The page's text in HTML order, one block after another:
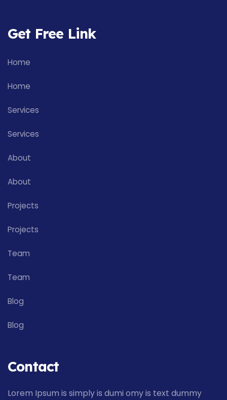
Get Free Link
Home
Home
Services
Services
About
About
Projects
Projects
Team
Team
Blog
Blog
Contact
Lorem Ipsum is simply is dumi omy is text dummy